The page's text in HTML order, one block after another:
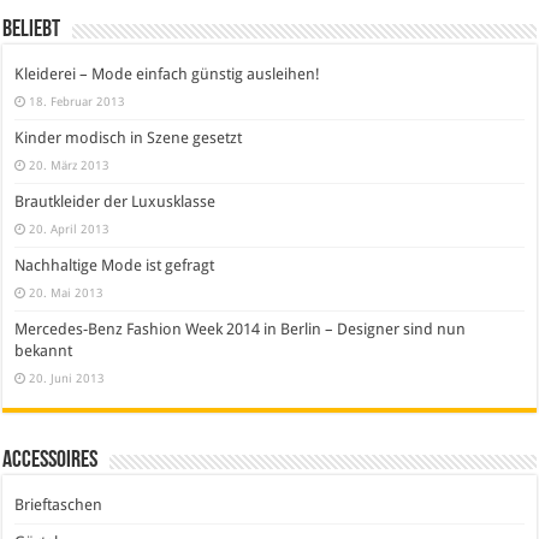
Beliebt
Kleiderei – Mode einfach günstig ausleihen!
18. Februar 2013
Kinder modisch in Szene gesetzt
20. März 2013
Brautkleider der Luxusklasse
20. April 2013
Nachhaltige Mode ist gefragt
20. Mai 2013
Mercedes-Benz Fashion Week 2014 in Berlin – Designer sind nun
bekannt
20. Juni 2013
Accessoires
Brieftaschen